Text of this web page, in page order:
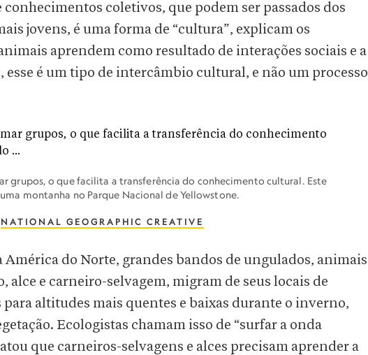
coletivos, que podem ser passados dos
jovens, é uma forma de “cultura”, explicam os
aprendem como resultado de interações sociais e a
é um tipo de intercâmbio cultural, e não um processo
grupos, o que facilita a transferência do conhecimento cultural. Este
montanha no Parque Nacional de Yellowstone.
NATIONAL GEOGRAPHIC CREATIVE
América do Norte, grandes bandos de ungulados, animais
alce e carneiro-selvagem, migram de seus locais de
altitudes mais quentes e baixas durante o inverno,
Ecologistas chamam isso de “surfar a onda
que carneiros-selvagens e alces precisam aprender a